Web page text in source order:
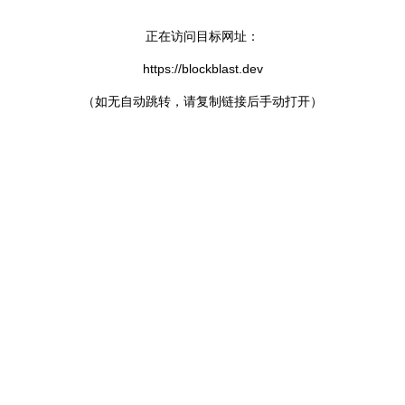
正在访问目标网址：
https://blockblast.dev
（如无自动跳转，请复制链接后手动打开）